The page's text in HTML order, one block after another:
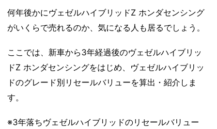
何年後かにヴェゼルハイブリッドZ ホンダセンシング
がいくらで売れるのか、気になる人も居るでしょう。
ここでは、新車から3年経過後のヴェゼルハイブリッ
ドZ ホンダセンシングをはじめ、ヴェゼルハイブリッ
ドのグレード別リセールバリューを算出・紹介しま
す。
※3年落ちヴェゼルハイブリッドのリセールバリュー